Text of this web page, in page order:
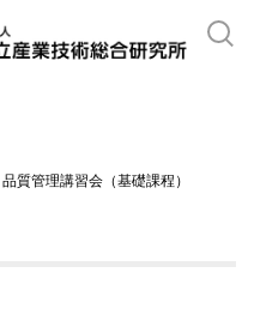
品質管理講習会（基礎課程）